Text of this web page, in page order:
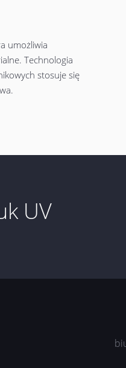
umożliwia
Technologia
stosuje się
UV